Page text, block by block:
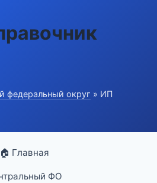
федеральный округ » ИП
🏠 Главная
ФО